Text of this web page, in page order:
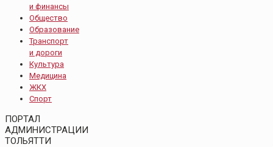
и финансы
Общество
Образование
Транспорт
и дороги
Культура
Медицина
ЖКХ
Спорт
ПОРТАЛ
АДМИНИСТРАЦИИ
ТОЛЬЯТТИ